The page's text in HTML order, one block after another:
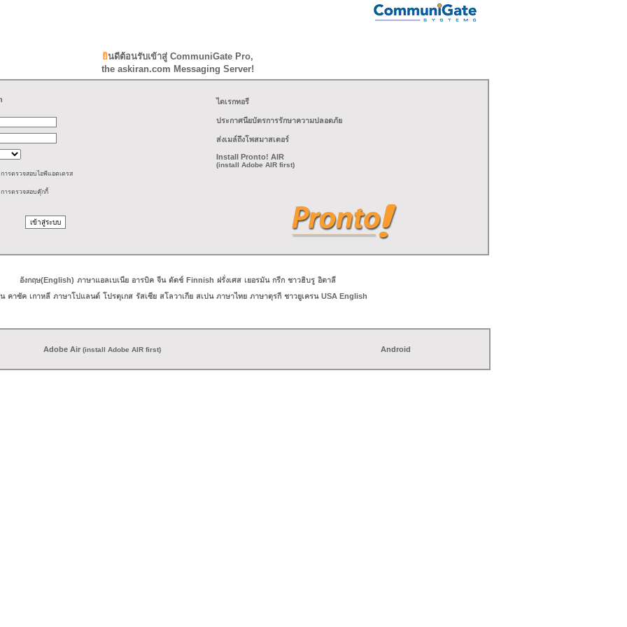
ยินดีต้อนรับเข้าสู่ CommuniGate Pro,
the askiran.com Messaging Server!
ารตรวจสอบไอพีแอดเดรส
ารตรวจสอบคุ๊กกี้
ไดเรกทอรี
ประกาศนียบัตรการรักษาความปลอดภัย
ส่งเมล์ถึงโพสมาสเตอร์
Install Pronto! AIR
(install Adobe AIR first)
อังกฤษ(English) ภาษาแอลเบเนีย อารบิค จีน ดัตช์ Finnish ฝรั่งเศส เยอรมัน กรีก ชาวฮิบรู อิตาลี
คาซัค เกาหลี ภาษาโปแลนด์ โปรตุเกส รัสเซีย สโลวาเกีย สเปน ภาษาไทย ภาษาตุรกี ชาวยูเครน USA English
Adobe Air (install Adobe AIR first) Android